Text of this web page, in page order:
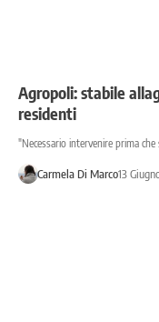
Agropoli: stabile
residenti
"Necessario intervenire prima
Carmela Di Marco13